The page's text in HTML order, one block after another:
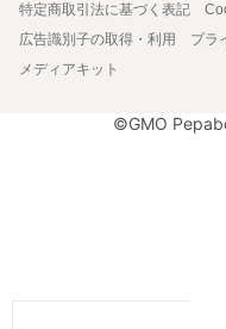
特定商取引法に基づく表記
広告識別子の取得・利用
プラ
メディアキット
©GMO